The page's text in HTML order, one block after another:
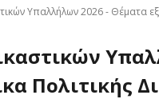
Υπαλλήλων 2026 - Θέματα
Πολιτικής